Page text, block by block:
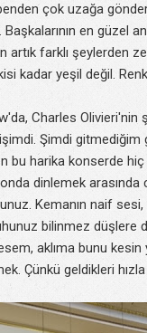
çok uzağa
en güzel
farklı şeylerden
kadar yeşil değil.
Charles
Şimdi
bu harika konserde
dinlemek
Kemanın naif sesi,
bilinmez
aklıma bunu
Çünkü geldikleri